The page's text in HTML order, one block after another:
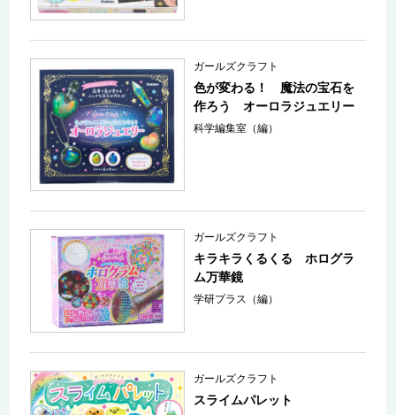
ガールズクラフト
色が変わる！ 魔法の宝石を
作ろう オーロラジュエリー
科学編集室（編）
ガールズクラフト
キラキラくるくる ホログラ
ム万華鏡
学研プラス（編）
ガールズクラフト
スライムパレット